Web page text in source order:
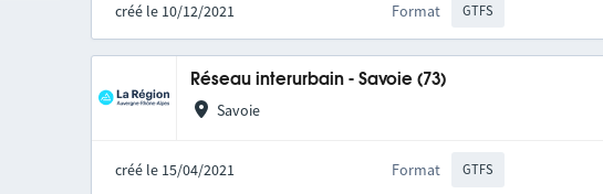
créé le 10/12/2021 Format GTFS
Réseau interurbain - Savoie (73)
Savoie
créé le 15/04/2021 Format GTFS